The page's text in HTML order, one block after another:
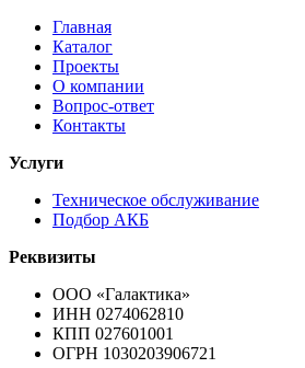
Главная
Каталог
Проекты
О компании
Вопрос-ответ
Контакты
Услуги
Техническое обслуживание
Подбор АКБ
Реквизиты
ООО «Галактика»
ИНН 0274062810
КПП 027601001
ОГРН 1030203906721